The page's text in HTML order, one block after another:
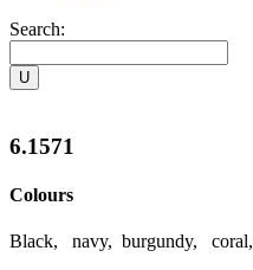
Search:
6.1571
Colours
Black, navy, burgundy,